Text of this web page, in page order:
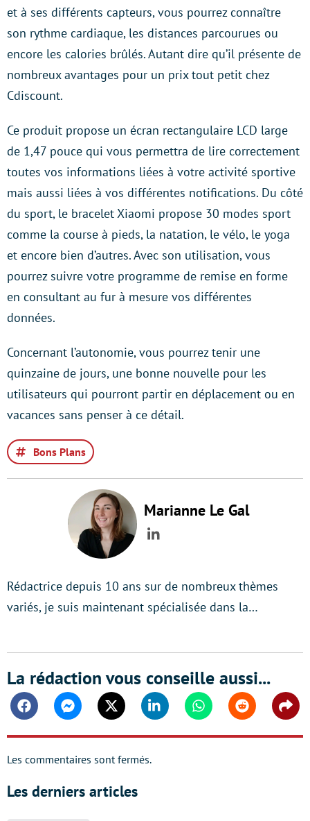
et à ses différents capteurs, vous pourrez connaître
son rythme cardiaque, les distances parcourues ou
encore les calories brûlés. Autant dire qu’il présente de
nombreux avantages pour un prix tout petit chez
Cdiscount.
Ce produit propose un écran rectangulaire LCD large
de 1,47 pouce qui vous permettra de lire correctement
toutes vos informations liées à votre activité sportive
mais aussi liées à vos différentes notifications. Du côté
du sport, le bracelet Xiaomi propose 30 modes sport
comme la course à pieds, la natation, le vélo, le yoga
et encore bien d’autres. Avec son utilisation, vous
pourrez suivre votre programme de remise en forme
en consultant au fur à mesure vos différentes
données.
Concernant l’autonomie, vous pourrez tenir une
quinzaine de jours, une bonne nouvelle pour les
utilisateurs qui pourront partir en déplacement ou en
vacances sans penser à ce détail.
Bons Plans
Marianne Le Gal
LinkedIn
Rédactrice depuis 10 ans sur de nombreux thèmes
variés, je suis maintenant spécialisée dans la…
La rédaction vous conseille aussi...
FacebookMessengerTwitter Linkedin WhatsappReddit
Les commentaires sont fermés.
Les derniers articles